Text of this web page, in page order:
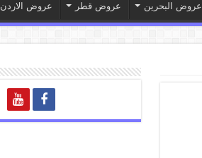
عروض البحرين عروض قطر عروض الاردن